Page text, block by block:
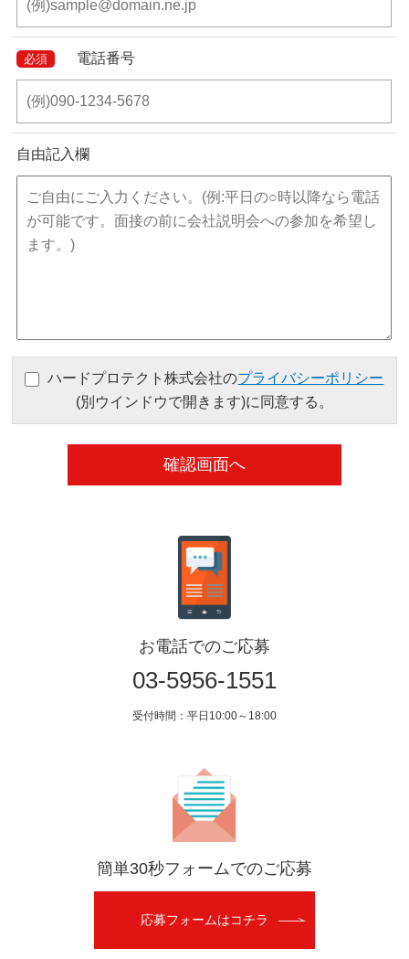
必須 電話番号
自由記入欄
ハードプロテクト株式会社のプライバシーポリシー
(別ウインドウで開きます)に同意する。
お電話でのご応募
03-5956-1551
受付時間：平日10:00～18:00
簡単30秒フォームでのご応募
応募フォームはコチラ